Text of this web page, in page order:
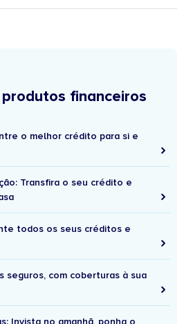
financeiros
o melhor crédito para si e
Transfira o seu crédito e
todos os seus créditos e
seguros, com coberturas à sua